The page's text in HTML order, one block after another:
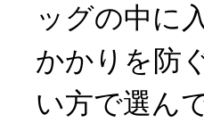
ッグの中に
かかりを防
い方で選ん